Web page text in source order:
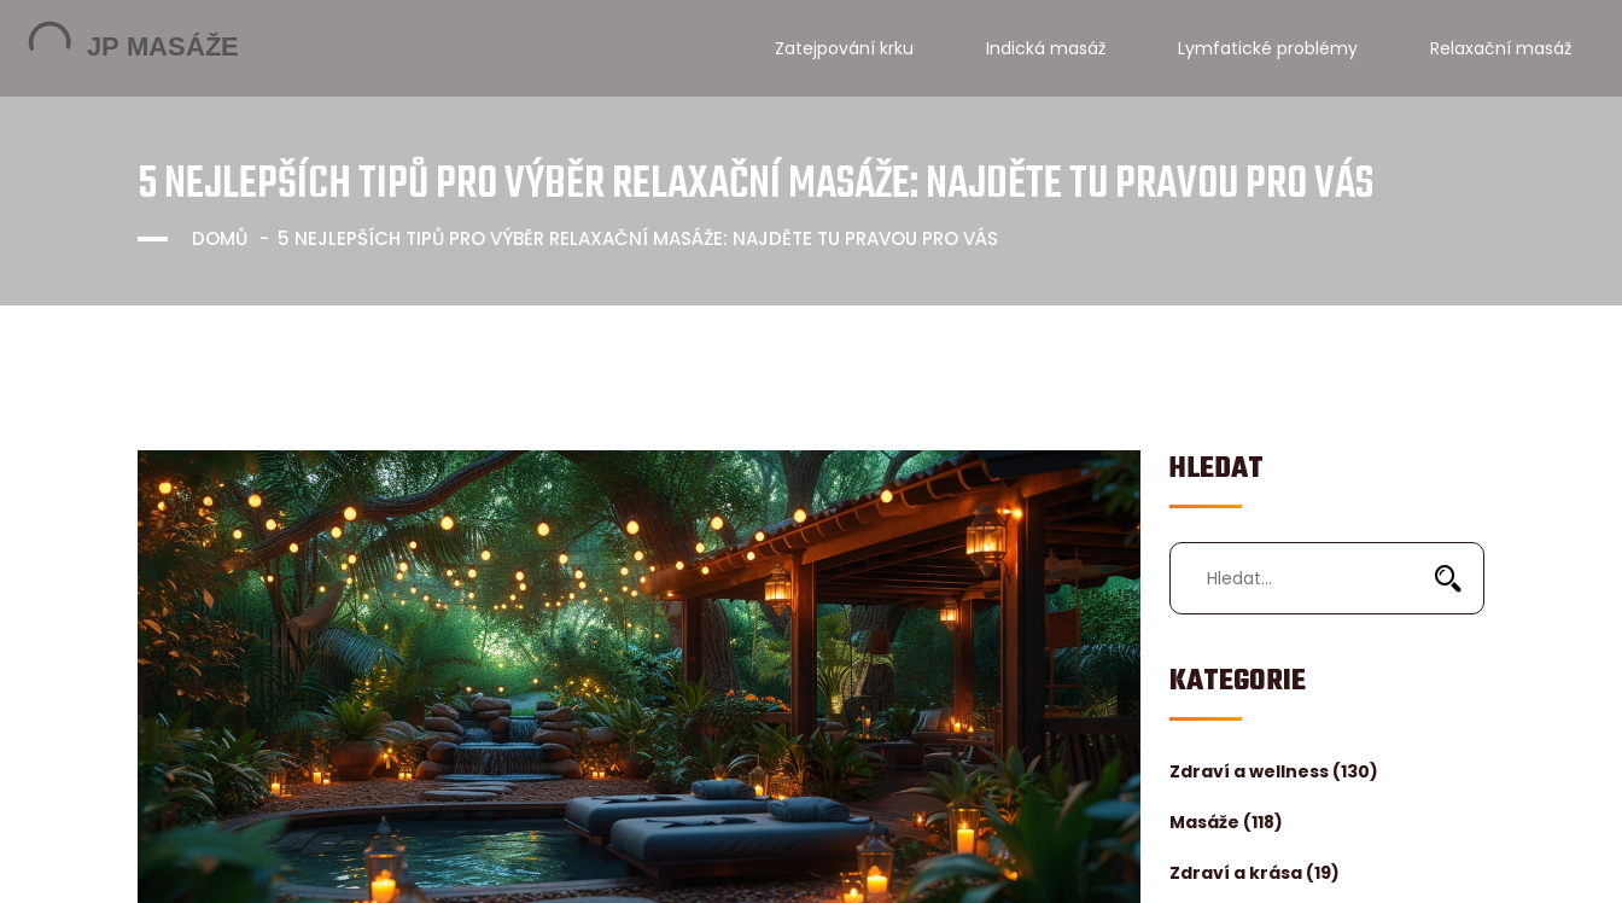
Zatejpování krku Indická masáž Lymfatické problémy Relaxační masáž
5 NEJLEPŠÍCH TIPŮ PRO VÝBĚR RELAXAČNÍ MASÁŽE: NAJDĚTE TU PRAVOU PRO VÁS
DOMŮ 5 NEJLEPŠÍCH TIPŮ PRO VÝBĚR RELAXAČNÍ MASÁŽE: NAJDĚTE TU PRAVOU PRO VÁS
HLEDAT
KATEGORIE
Zdraví a wellness (130)
Masáže (118)
Zdraví a krása (19)